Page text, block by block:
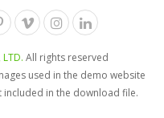
All rights reserved
used in the demo website
in the download file.